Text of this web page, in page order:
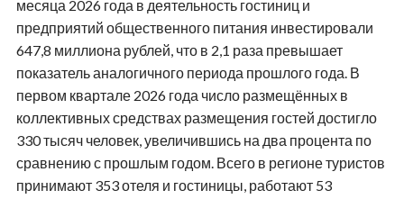
месяца 2026 года в деятельность гостиниц и
предприятий общественного питания инвестировали
647,8 миллиона рублей, что в 2,1 раза превышает
показатель аналогичного периода прошлого года. В
первом квартале 2026 года число размещённых в
коллективных средствах размещения гостей достигло
330 тысяч человек, увеличившись на два процента по
сравнению с прошлым годом. Всего в регионе туристов
принимают 353 отеля и гостиницы, работают 53